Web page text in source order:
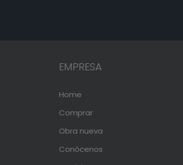
EMPRESA
Home
Comprar
Obra nueva
Conócenos